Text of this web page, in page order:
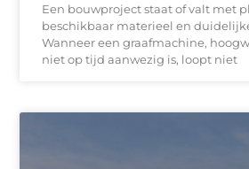
Een bouwproject staat of valt met
beschikbaar materieel en
Wanneer een graafmachine,
niet op tijd aanwezig is, loopt niet